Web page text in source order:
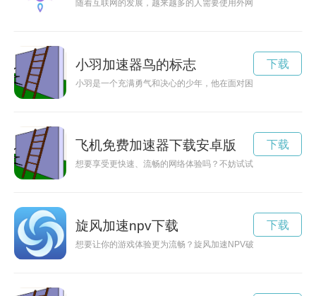
随着互联网的发展，越来越多的人需要使用外网梯子加速器来
小羽加速器鸟的标志
小羽是一个充满勇气和决心的少年，他在面对困难和挑战时，
下载
飞机免费加速器下载安卓版
想要享受更快速、流畅的网络体验吗？不妨试试免费下载飞机
下载
旋风加速npv下载
想要让你的游戏体验更为流畅？旋风加速NPV破解版下载将助
下载